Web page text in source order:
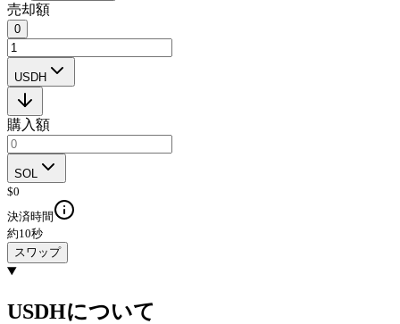
売却額
0
USDH
購入額
SOL
$0
決済時間
約10秒
スワップ
USDHについて